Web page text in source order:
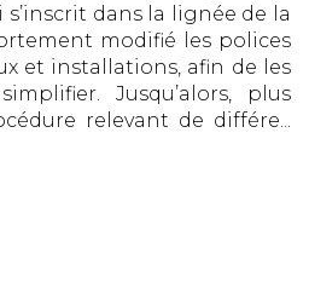
s’inscrit dans la lignée de la
modifié les polices
et installations, afin de les
Jusqu’alors, plus
relevant de différe...